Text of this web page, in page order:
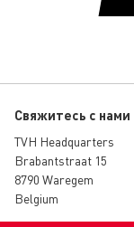
Свяжитесь с нами
TVH Headquarters
Brabantstraat 15
8790 Waregem
Belgium